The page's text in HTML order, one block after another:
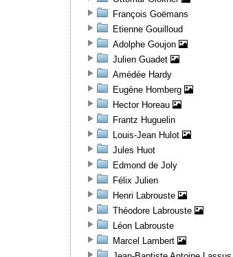
François Goëmans
Etienne Gouilloud
Adolphe Goujon
Julien Guadet
Amédée Hardy
Eugène Homberg
Hector Horeau
Frantz Huguelin
Louis-Jean Hulot
Jules Huot
Edmond de Joly
Félix Julien
Henri Labrouste
Théodore Labrouste
Léon Labrouste
Marcel Lambert